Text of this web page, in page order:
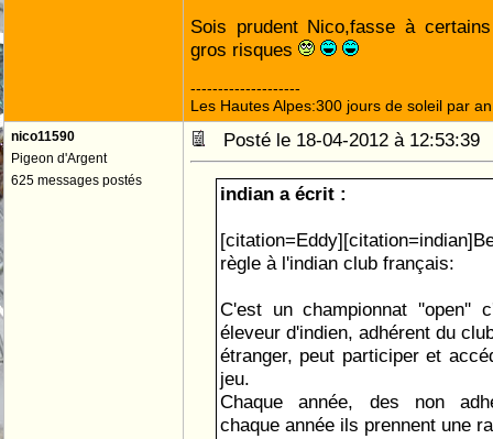
Sois prudent Nico,fasse à
gros risques
--------------------
Les Hautes Alpes:300 jours de soleil par an
nico11590
Pigeon d'Argent
625 messages postés
Posté le 18-04-2012 à
indian a écrit :
règle à l'indian club français:
C'est un championnat ''open''
éleveur d'indien, adhérent du
étranger, peut participer et
jeu.
Chaque année, des non
chaque année ils prennent une